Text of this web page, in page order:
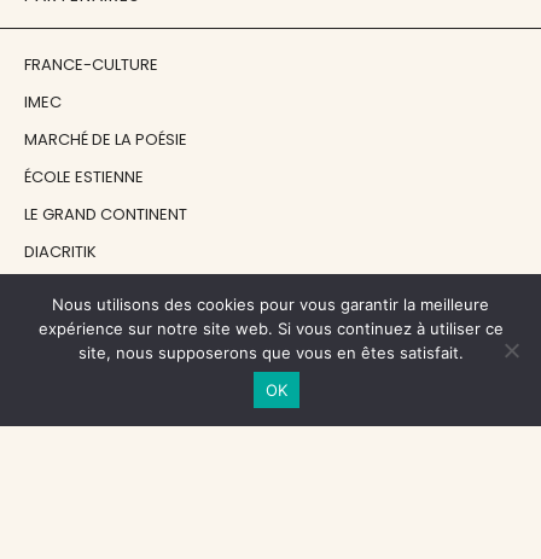
FRANCE-CULTURE
IMEC
MARCHÉ DE LA POÉSIE
ÉCOLE ESTIENNE
LE GRAND CONTINENT
DIACRITIK
NOS SOUTIENS
CENTRE NATIONAL DU LIVRE
Nous utilisons des cookies pour vous garantir la meilleure
expérience sur notre site web. Si vous continuez à utiliser ce
site, nous supposerons que vous en êtes satisfait.
OK